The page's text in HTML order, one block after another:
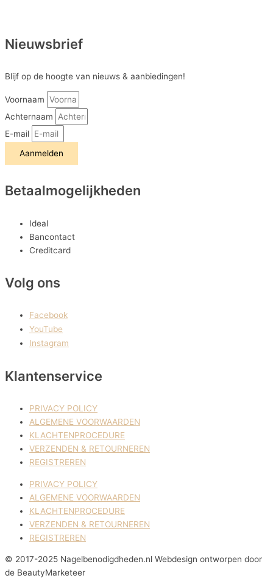
Nieuwsbrief
Blijf op de hoogte van nieuws & aanbiedingen!
Voornaam
Achternaam
E-mail
Aanmelden
Betaalmogelijkheden
Ideal
Bancontact
Creditcard
Volg ons
Facebook
YouTube
Instagram
Klantenservice
PRIVACY POLICY
ALGEMENE VOORWAARDEN
KLACHTENPROCEDURE
VERZENDEN & RETOURNEREN
REGISTREREN
PRIVACY POLICY
ALGEMENE VOORWAARDEN
KLACHTENPROCEDURE
VERZENDEN & RETOURNEREN
REGISTREREN
© 2017-2025 Nagelbenodigdheden.nl Webdesign ontworpen door
de BeautyMarketeer